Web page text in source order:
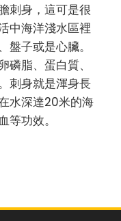
刺身，這可是很
中海洋淺水區裡
盤子或是心臟。
脂、蛋白質、
刺身就是渾身長
水深達20米的海
功效。